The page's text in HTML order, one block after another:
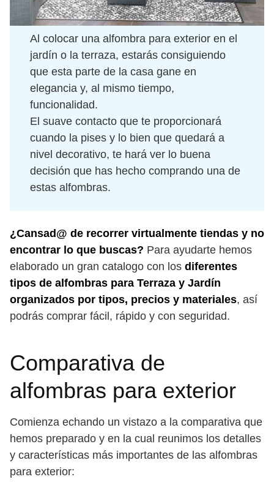
Al colocar una alfombra para exterior en el
jardín o la terraza, estarás consiguiendo
que esta parte de la casa gane en
elegancia y, al mismo tiempo,
funcionalidad.
El suave contacto que te proporcionará
cuando la pises y lo bien que quedará a
nivel decorativo, te hará ver lo buena
decisión que has hecho comprando una de
estas alfombras.
¿Cansad@ de recorrer virtualmente tiendas y no
encontrar lo que buscas? Para ayudarte hemos
elaborado un gran catalogo con los diferentes
tipos de alfombras para Terraza y Jardín
organizados por tipos, precios y materiales, así
podrás comprar fácil, rápido y con seguridad.
Comparativa de
alfombras para exterior
Comienza echando un vistazo a la comparativa que
hemos preparado y en la cual reunimos los detalles
y características más importantes de las alfombras
para exterior: